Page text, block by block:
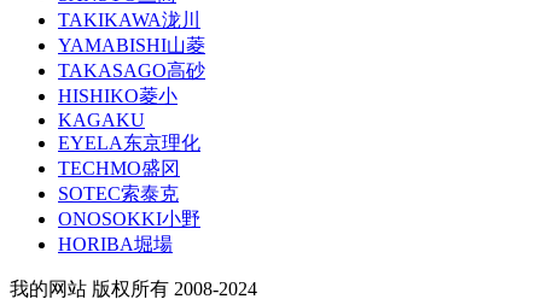
TAKIKAWA泷川
YAMABISHI山菱
TAKASAGO高砂
HISHIKO菱小
KAGAKU
EYELA东京理化
TECHMO盛冈
SOTEC索泰克
ONOSOKKI小野
HORIBA堀場
我的网站 版权所有 2008-2024